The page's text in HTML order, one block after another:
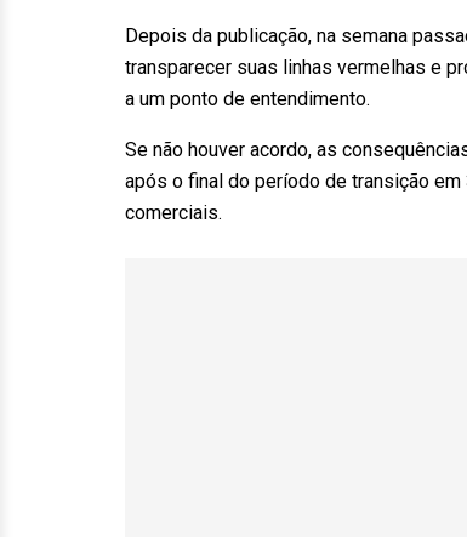
Depois da publicação, na semana
transparecer suas linhas vermelhas e
a um ponto de entendimento.
Se não houver acordo, as
após o final do período de transição
comerciais.